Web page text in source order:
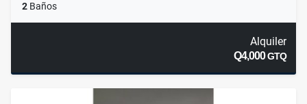
2 Baños
Alquiler
Q4,000GTQ